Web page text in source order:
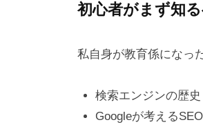
初心者がまず知
私自身が教育係になっ
検索エンジンの歴
Googleが考える